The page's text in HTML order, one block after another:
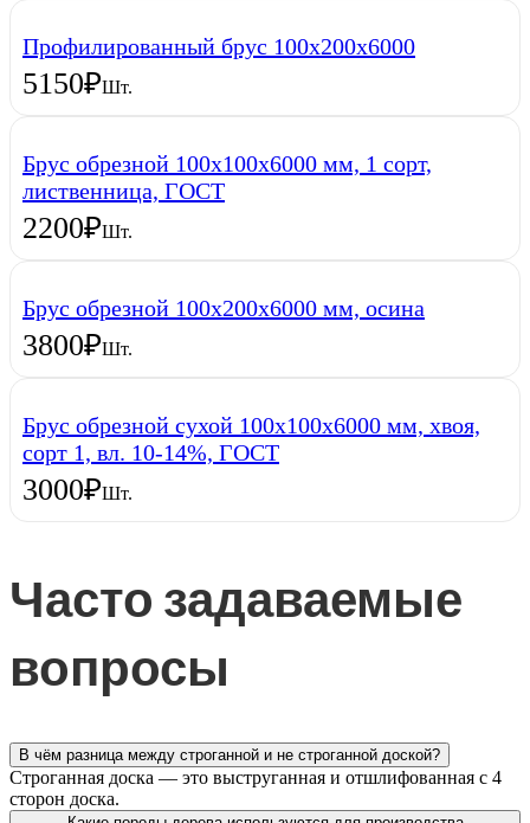
Профилированный брус 100х200х6000
5150₽Шт.
Брус обрезной 100х100х6000 мм, 1 сорт,
лиственница, ГОСТ
2200₽Шт.
Брус обрезной 100х200х6000 мм, осина
3800₽Шт.
Брус обрезной сухой 100х100х6000 мм, хвоя,
сорт 1, вл. 10-14%, ГОСТ
3000₽Шт.
Часто задаваемые
вопросы
В чём разница между строганной и не строганной доской?
Строганная доска — это выструганная и отшлифованная с 4
сторон доска.